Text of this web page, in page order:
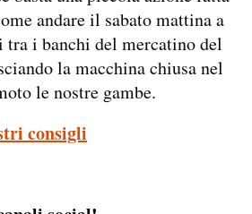
andare il sabato mattina a
tra i banchi del mercatino del
la macchina chiusa nel
le nostre gambe.
consigli